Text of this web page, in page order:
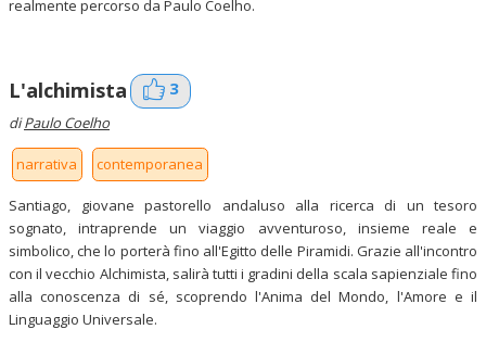
realmente percorso da Paulo Coelho.
L'alchimista 3
diPaulo Coelho
narrativa contemporanea
Santiago, giovane pastorello andaluso alla ricerca di un tesoro
sognato, intraprende un viaggio avventuroso, insieme reale e
simbolico, che lo porterà fino all'Egitto delle Piramidi. Grazie all'incontro
con il vecchio Alchimista, salirà tutti i gradini della scala sapienziale fino
alla conoscenza di sé, scoprendo l'Anima del Mondo, l'Amore e il
Linguaggio Universale.